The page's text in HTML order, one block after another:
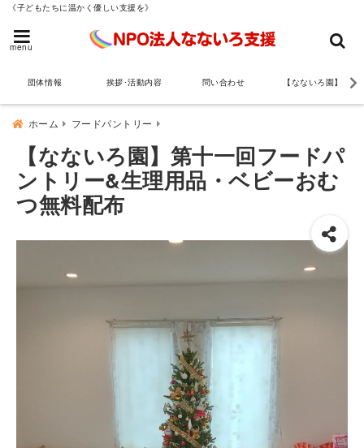
《子どもたちに温かく優しい支援を》
menu
団体情報 挨拶･活動内容 問い合わせ 【なないろ園】
ホーム フードパントリー
【なないろ園】第十一回フードパ
ントリー&生理用品・ベビーおむ
つ無料配布